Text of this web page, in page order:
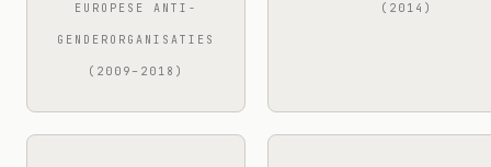
EUROPESE ANTI-
GENDERORGANISATIES
(2009–2018)
(2014)